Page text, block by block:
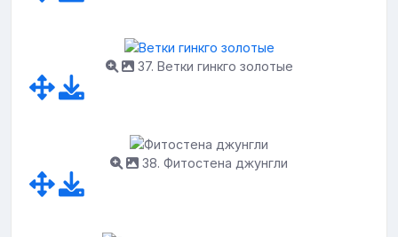
37. Ветки гинкго золотые
38. Фитостена джунгли